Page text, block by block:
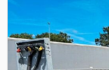
Nødløsningsanordning
Tromlebremser ----
selvstyrende bagaksel
via PIN-bakgear * Ekstra
førerhuset til rangering